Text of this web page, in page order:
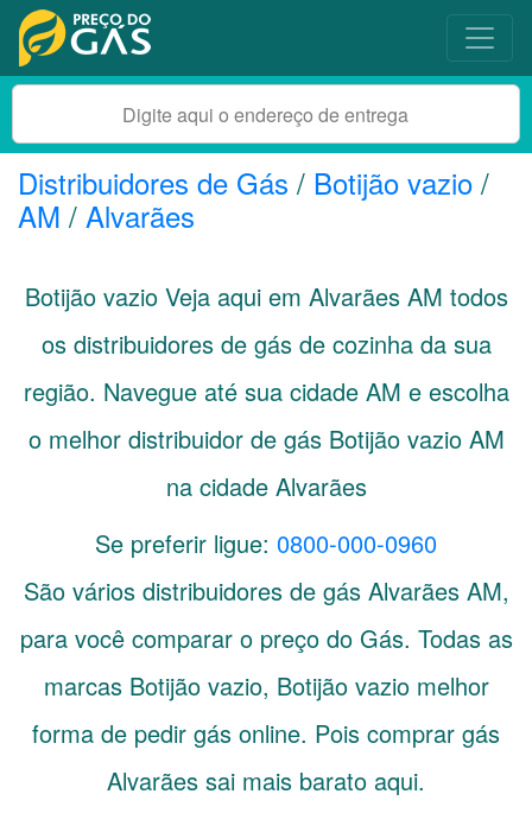
Distribuidores de Gás / Botijão vazio /
AM / Alvarães
Botijão vazio Veja aqui em Alvarães AM todos
os distribuidores de gás de cozinha da sua
região. Navegue até sua cidade AM e escolha
o melhor distribuidor de gás Botijão vazio AM
na cidade Alvarães
Se preferir ligue: 0800-000-0960
São vários distribuidores de gás Alvarães AM,
para você comparar o preço do Gás. Todas as
marcas Botijão vazio, Botijão vazio melhor
forma de pedir gás online. Pois comprar gás
Alvarães sai mais barato aqui.